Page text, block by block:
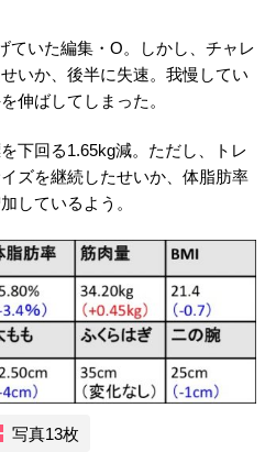
ていた編集・O。しかし、チャレ
いか、後半に失速。我慢してい
伸ばしてしまった。
下回る1.65kg減。ただし、トレ
ズを継続したせいか、体脂肪率
しているよう。
写真13枚